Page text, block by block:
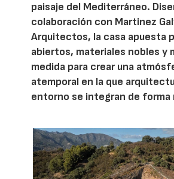
paisaje del Mediterráneo.
colaboración con Martinez
Arquitectos, la casa apuesta
abiertos, materiales nobles y
medida para crear una
atemporal en la que
entorno se integran de forma